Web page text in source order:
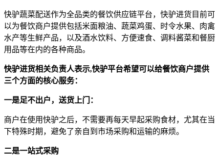
快驴蔬菜配送作为全品类的餐饮供应链平台，快驴进货目前可
以为餐饮商户提供包括米面粮油、蔬菜鸡蛋、时令水果、肉禽
水产等生鲜产品，以及酒水饮料、方便速食、调料酱菜和餐厨
用品等在内的各种商品。
快驴进货相关负责人表示,快驴平台希望可以给餐饮商户提供
三个方面的核心服务：
一是足不出户，送货上门：
商户在使用快驴之后，不需要再每天早起采购食材，尤其在当
下特殊时期，避免了亲自到市场采购和运输的麻烦。
二是一站式采购